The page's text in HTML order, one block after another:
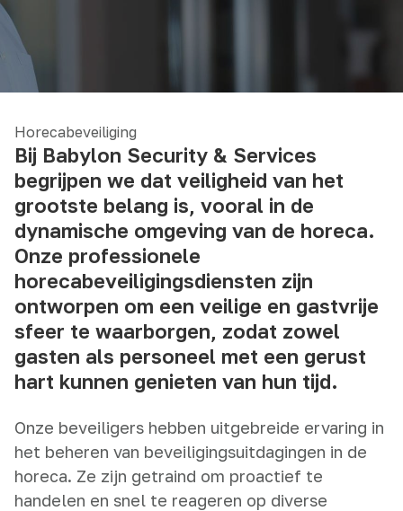
Horecabeveiliging
Bij Babylon Security & Services
begrijpen we dat veiligheid van het
grootste belang is, vooral in de
dynamische omgeving van de horeca.
Onze professionele
horecabeveiligingsdiensten zijn
ontworpen om een veilige en gastvrije
sfeer te waarborgen, zodat zowel
gasten als personeel met een gerust
hart kunnen genieten van hun tijd.
Onze beveiligers hebben uitgebreide ervaring in
het beheren van beveiligingsuitdagingen in de
horeca. Ze zijn getraind om proactief te
handelen en snel te reageren op diverse